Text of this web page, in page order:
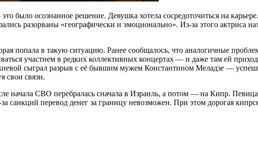
было осознанное решение. Девушка хотела сосредоточиться на
разорваны «географически и эмоционально». Из-за этого актриса
попала в такую ситуацию. Ранее сообщалось, что аналогичные
участием в редких коллективных концертах — и даже там ей
сыграл разрыв с её бывшим мужем Константином Меладзе —
свои связи.
начала СВО перебралась сначала в Израиль, а потом — на Кипр.
санкций перевод денег за границу невозможен. При этом дорогая